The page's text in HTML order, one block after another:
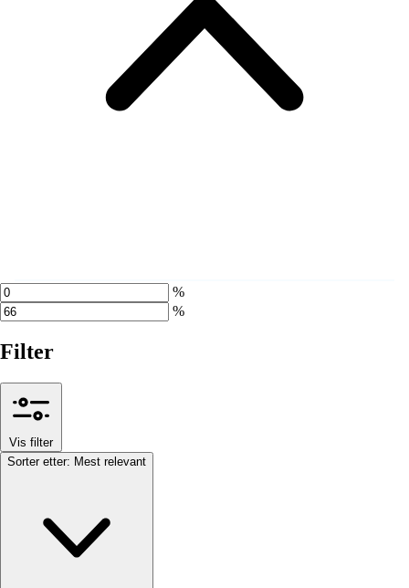
%
%
Filter
Vis filter
Sorter etter: Mest relevant